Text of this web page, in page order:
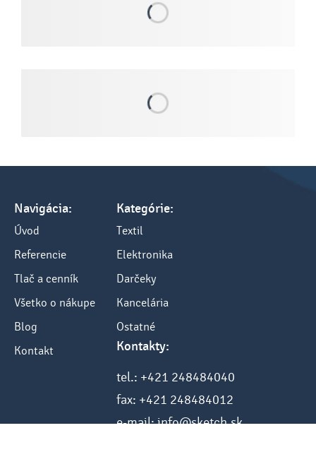
Navigácia:
Úvod
Referencie
Tlač a cenník
Všetko o nákupe
Blog
Kontakt
Kategórie:
Textil
Elektronika
Darčeky
Kancelária
Ostatné
Kontakty:
tel.: +421 248484040
fax: +421 248484012
e-mail: info@sketch.sk